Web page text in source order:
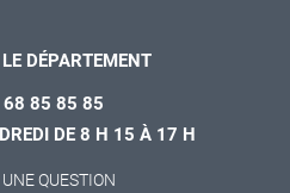
DÉPARTEMENT
68 85 85 85
DE 8 H 15 À 17 H
QUESTION